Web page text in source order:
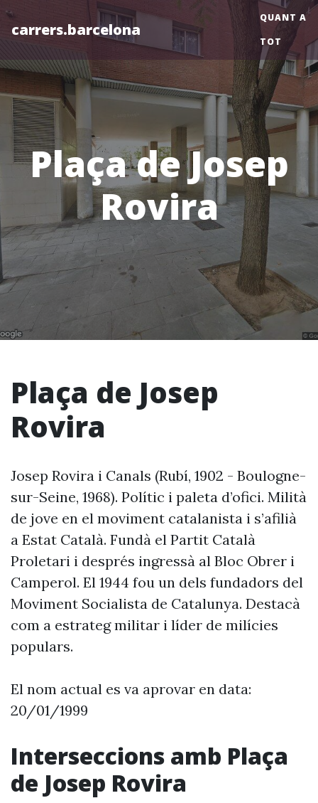
carrers.barcelona
QUANT A
TOT
Plaça de Josep
Rovira
Plaça de Josep
Rovira
Josep Rovira i Canals (Rubí, 1902 - Boulogne-
sur-Seine, 1968). Polític i paleta d’ofici. Milità
de jove en el moviment catalanista i s’afilià
a Estat Català. Fundà el Partit Català
Proletari i després ingressà al Bloc Obrer i
Camperol. El 1944 fou un dels fundadors del
Moviment Socialista de Catalunya. Destacà
com a estrateg militar i líder de milícies
populars.
El nom actual es va aprovar en data:
20/01/1999
Interseccions amb Plaça
de Josep Rovira